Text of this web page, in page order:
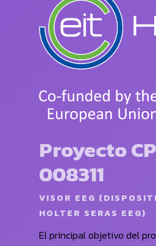
Proyecto
008311
VISOR EEG
HOLTER SERAS EEG)
El principal objetivo del